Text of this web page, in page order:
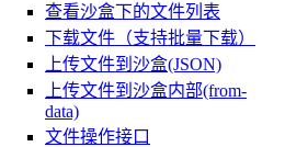
查看沙盒下的文件列表
下载文件（支持批量下载）
上传文件到沙盒(JSON)
上传文件到沙盒内部(from-
data)
文件操作接口